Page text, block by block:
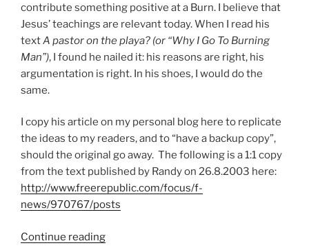
contribute something positive at a Burn. I believe that
Jesus’ teachings are relevant today. When I read his
textA pastor on the playa? (or “Why I Go To Burning
Man”), I found he nailed it: his reasons are right, his
argumentation is right. In his shoes, I would do the
same.
I copy his article on my personal blog here to replicate
the ideas to my readers, and to “have a backup copy”,
should the original go away. The following is a 1:1 copy
from the text published by Randy on 26.8.2003 here:
http://www.freerepublic.com/focus/f-
news/970767/posts
Continue reading“A